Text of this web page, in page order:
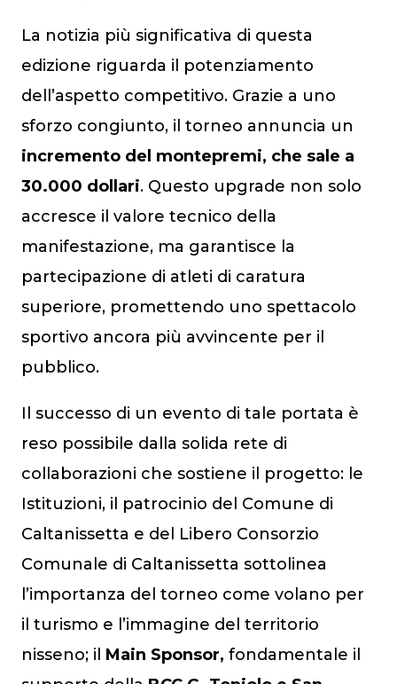
La notizia più significativa di questa
edizione riguarda il potenziamento
dell’aspetto competitivo. Grazie a uno
sforzo congiunto, il torneo annuncia un
incremento del montepremi, che sale a
30.000 dollari. Questo upgrade non solo
accresce il valore tecnico della
manifestazione, ma garantisce la
partecipazione di atleti di caratura
superiore, promettendo uno spettacolo
sportivo ancora più avvincente per il
pubblico.
Il successo di un evento di tale portata è
reso possibile dalla solida rete di
collaborazioni che sostiene il progetto: le
Istituzioni, il patrocinio del Comune di
Caltanissetta e del Libero Consorzio
Comunale di Caltanissetta sottolinea
l’importanza del torneo come volano per
il turismo e l’immagine del territorio
nisseno; il Main Sponsor, fondamentale il